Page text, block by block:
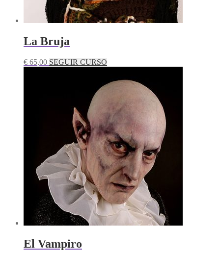
La Bruja
€ 65,00 SEGUIR CURSO
El Vampiro